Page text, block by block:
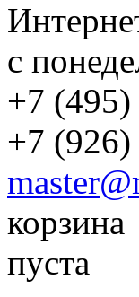
с
+7
+7
корзина
пуста